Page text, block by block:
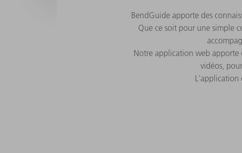
BendGuide apporte des
Que ce soit pour une simple
Notre application web apporte
vidéos,
L'application